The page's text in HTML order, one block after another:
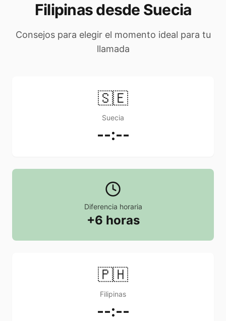
Filipinas desde Suecia
Consejos para elegir el momento ideal para tu
llamada
🇸🇪
Suecia
--:--
Diferencia horaria
+6 horas
🇵🇭
Filipinas
--:--